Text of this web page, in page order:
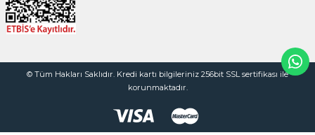
© Tüm Hakları Saklıdır. Kredi kartı bilgileriniz 256bit SSL sertifikası ile
korunmaktadır.